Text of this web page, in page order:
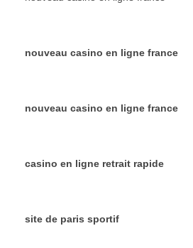
nouveau casino en ligne france
nouveau casino en ligne france
casino en ligne retrait rapide
site de paris sportif